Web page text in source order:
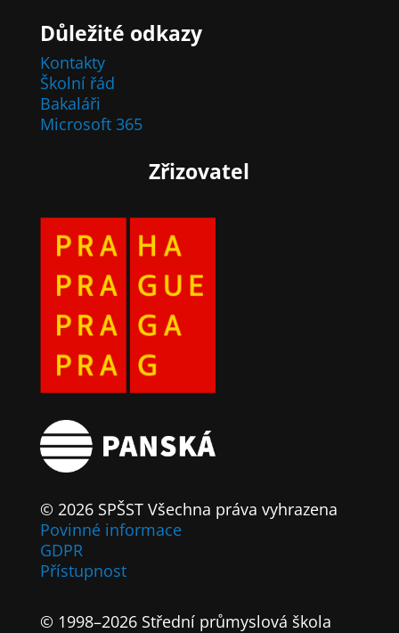
Důležité odkazy
Kontakty
Školní řád
Bakaláři
Microsoft 365
Zřizovatel
© 2026 SPŠST Všechna práva vyhrazena
Povinné informace
GDPR
Přístupnost
© 1998–2026 Střední průmyslová škola